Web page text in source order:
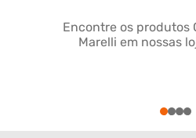
Encontre os produtos
Marelli em nossas
1234